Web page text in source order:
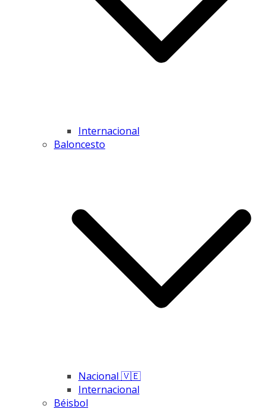
Internacional
Baloncesto
Nacional 🇻🇪
Internacional
Béisbol